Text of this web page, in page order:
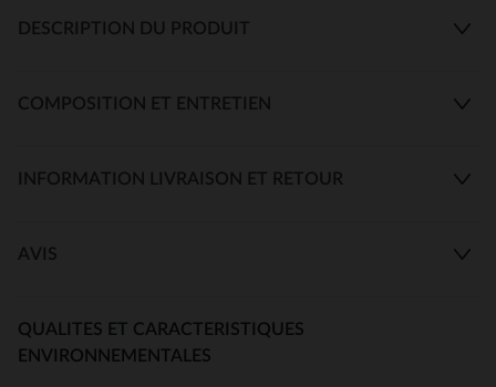
DESCRIPTION DU PRODUIT
COMPOSITION ET ENTRETIEN
INFORMATION LIVRAISON ET RETOUR
AVIS
QUALITES ET CARACTERISTIQUES
ENVIRONNEMENTALES